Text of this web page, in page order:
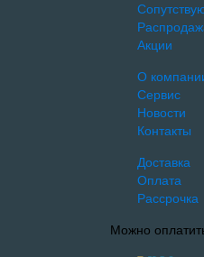
Акции
О
Сервис
Новости
Контакты
Доставка
Оплата
Рассрочка
Можно